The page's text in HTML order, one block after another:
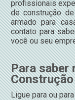
profissionais
de construção
armado para
contato para
você ou seu
Para saber
Ligue paraou